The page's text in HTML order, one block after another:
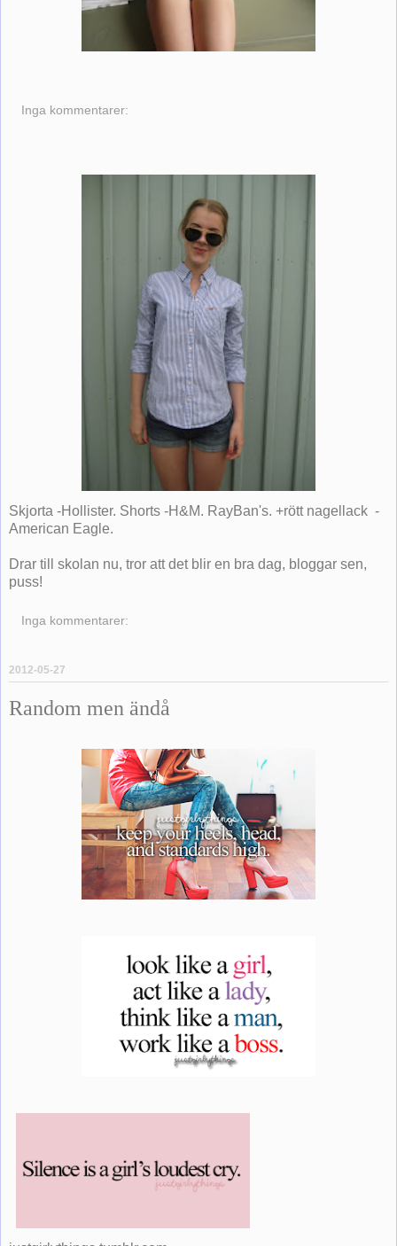
Inga kommentarer:
Skjorta -Hollister. Shorts -H&M. RayBan's. +rött nagellack -
American Eagle.
Drar till skolan nu, tror att det blir en bra dag, bloggar sen,
puss!
Inga kommentarer:
2012-05-27
Random men ändå